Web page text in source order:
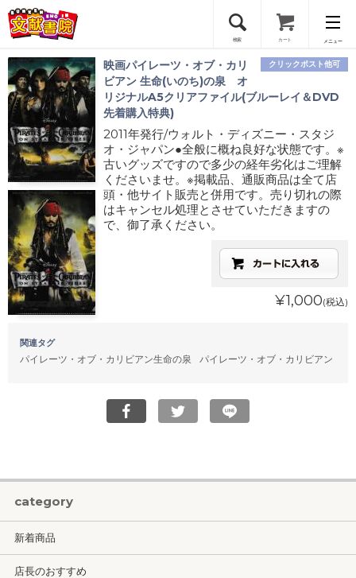
検索 カート メニュー
会員登録
ログイン
クリックポスト他可
映画パイレーツ・オブ・カリ
ビアン 生命(いのち)の泉 オ
リジナルA5クリアファイル(ブルーレイ＆DVD
先着購入特典)
2011年発行/ウォルト・ディズニー・スタジ
オ・ジャパン●全般に概ね良好な状態です。※
古いグッズですので多少の経年劣化はご理解
くださいませ。※掲載品、通販商品は全て店
頭・他サイト販売と併用です。売り切れの際
はキャンセル処理とさせていただきますの
で、御了承ください。
¥1,000(税込)
関連タグ
パイレーツ・オブ・カリビアン生命の泉 パイレーツ・オブ・カリビアン
category
新着商品
店長のおすすめ